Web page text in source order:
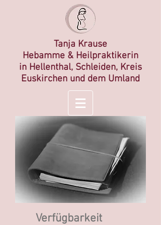
Tanja Krause
Hebamme & Heilpraktikerin
in Hellenthal, Schleiden, Kreis
Euskirchen und dem Umland
Verfügbarkeit